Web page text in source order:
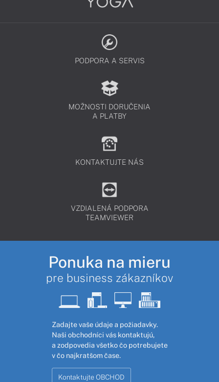
PODPORA A SERVIS
MOŽNOSTI DORUČENIA
A PLATBY
KONTAKTUJTE NÁS
VZDIALENÁ PODPORA
TEAMVIEWER
Ponuka na mieru
pre business zákazníkov
Zadajte vaše údaje a požiadavky.
Naši obchodníci vás kontaktujú,
a zodpovedia všetko čo potrebujete
v čo najkratšom čase.
Kontaktujte OBCHOD